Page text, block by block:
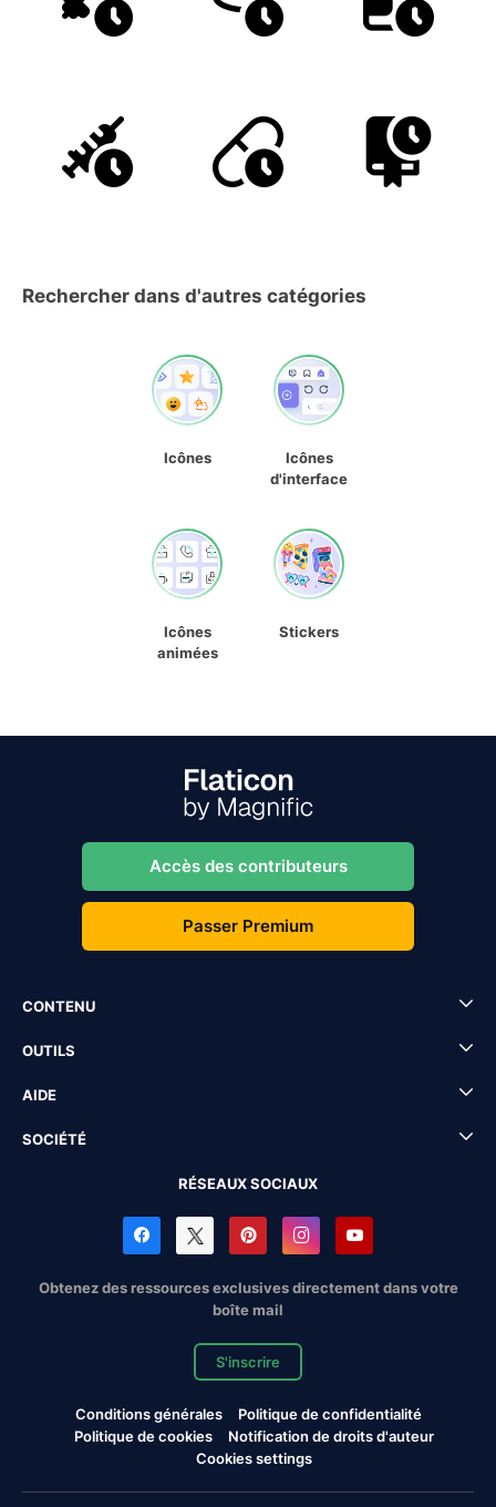
Rechercher dans d'autres catégories
Icônes
Icônes
d'interface
Icônes
animées
Stickers
Accès des contributeurs
Passer Premium
CONTENU
OUTILS
AIDE
SOCIÉTÉ
RÉSEAUX SOCIAUX
Obtenez des ressources exclusives directement dans votre
boîte mail
S'inscrire
Conditions générales
Politique de confidentialité
Politique de cookies
Notification de droits d'auteur
Cookies settings